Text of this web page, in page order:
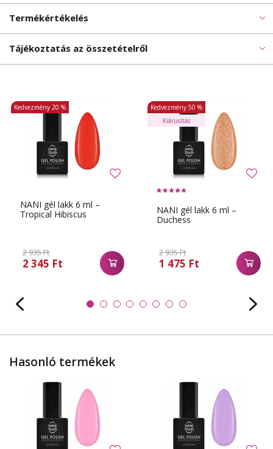
Termékértékelés
Tájékoztatás az összetételről
NANI gél lakk 6 ml –
Tropical Hibiscus
2 935 Ft
2 345 Ft
Kedvezmény 20 %
NANI gél lakk 6 ml –
Duchess
2 935 Ft
1 475 Ft
Kedvezmény 50 %
Kiárusítás
Hasonló termékek